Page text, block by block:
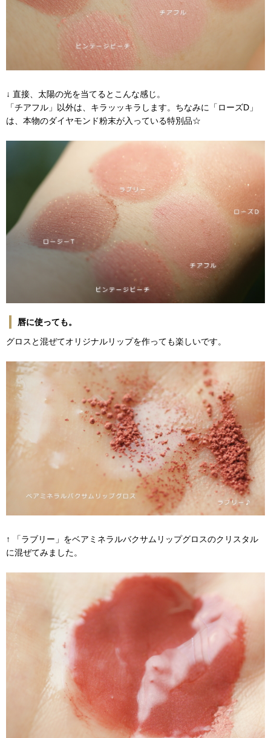
↓ 直接、太陽の光を当てるとこんな感じ。
「チアフル」以外は、キラッッキラします。ちなみに「ローズD」
は、本物のダイヤモンド粉末が入っている特別品☆
唇に使っても。
グロスと混ぜてオリジナルリップを作っても楽しいです。
↑ 「ラブリー」をベアミネラルバクサムリップグロスのクリスタル
に混ぜてみました。